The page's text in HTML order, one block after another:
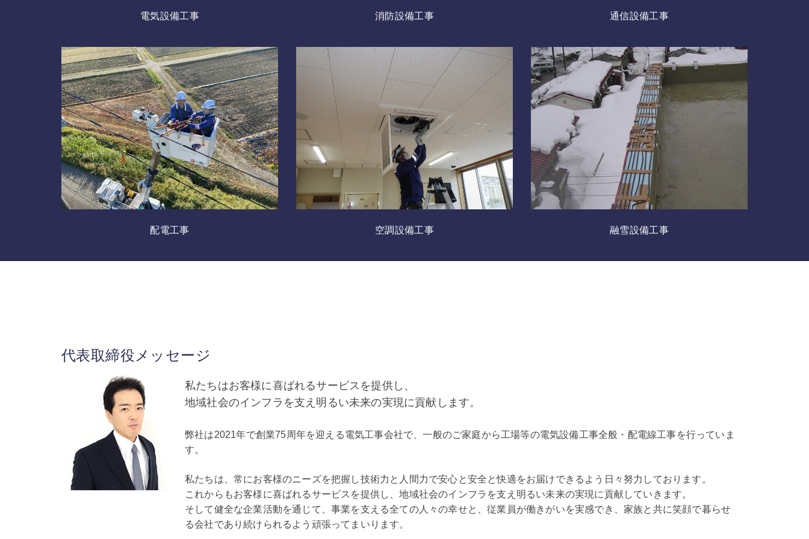
電気設備工事 消防設備工事 通信設備工事
配電工事 空調設備工事 融雪設備工事
代表取締役メッセージ
私たちはお客様に喜ばれるサービスを提供し、
地域社会のインフラを支え明るい未来の実現に貢献します。
弊社は2021年で創業75周年を迎える電気工事会社で、一般のご家庭から工場等の電気設備工事全般・配電線工事を行っていま
す。
私たちは、常にお客様のニーズを把握し技術力と人間力で安心と安全と快適をお届けできるよう日々努力しております。
これからもお客様に喜ばれるサービスを提供し、地域社会のインフラを支え明るい未来の実現に貢献していきます。
そして健全な企業活動を通じて、事業を支える全ての人々の幸せと、従業員が働きがいを実感でき、家族と共に笑顔で暮らせ
る会社であり続けられるよう頑張ってまいります。